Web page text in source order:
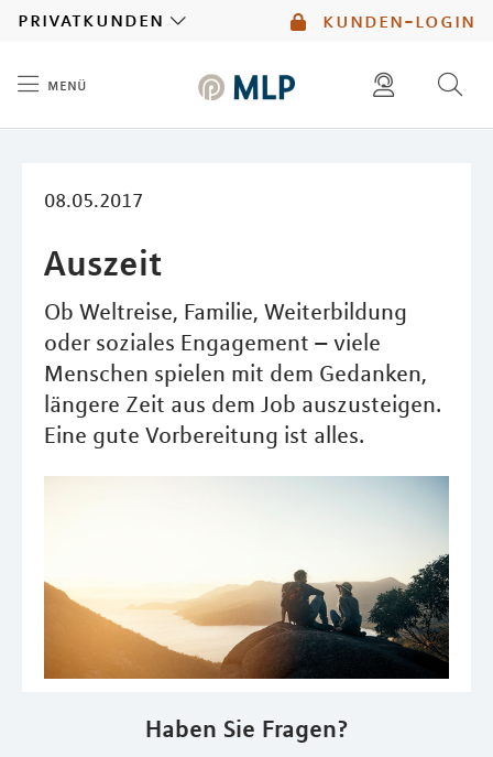
kunden-login
privatkunden
menü
08.05.2017
Auszeit
Ob Weltreise, Familie, Weiterbildung
oder soziales Engagement – viele
Menschen spielen mit dem Gedanken,
längere Zeit aus dem Job auszusteigen.
Eine gute Vorbereitung ist alles.
Haben Sie Fragen?